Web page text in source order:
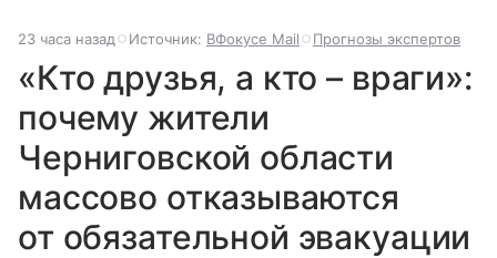
23 часа назад Источник: ВФокусе Mail Прогнозы экспертов
«Кто друзья, а кто – враги»:
почему жители
Черниговской области
массово отказываются
от обязательной эвакуации